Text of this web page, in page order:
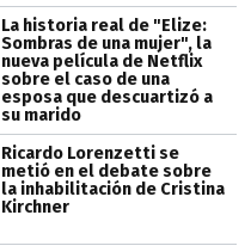
La historia real de "Elize:
Sombras de una mujer", la
nueva película de Netflix
sobre el caso de una
esposa que descuartizó a
su marido
Ricardo Lorenzetti se
metió en el debate sobre
la inhabilitación de Cristina
Kirchner